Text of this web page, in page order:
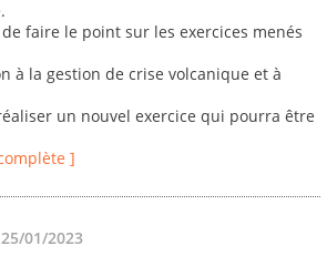
de faire le point sur les exercices menés
à la gestion de crise volcanique et à
un nouvel exercice qui pourra être
]
25/01/2023